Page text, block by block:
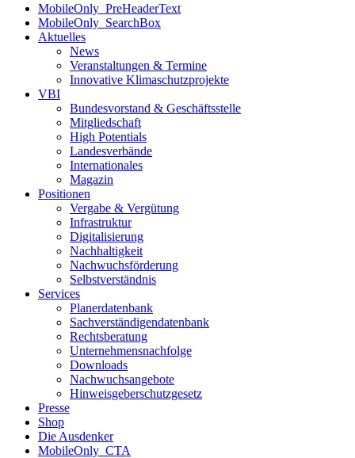
MobileOnly_PreHeaderText
MobileOnly_SearchBox
Aktuelles
News
Veranstaltungen & Termine
Innovative Klimaschutzprojekte
VBI
Bundesvorstand & Geschäftsstelle
Mitgliedschaft
High Potentials
Landesverbände
Internationales
Magazin
Positionen
Vergabe & Vergütung
Infrastruktur
Digitalisierung
Nachhaltigkeit
Nachwuchsförderung
Selbstverständnis
Services
Planerdatenbank
Sachverständigendatenbank
Rechtsberatung
Unternehmensnachfolge
Downloads
Nachwuchsangebote
Hinweisgeberschutzgesetz
Presse
Shop
Die Ausdenker
MobileOnly_CTA